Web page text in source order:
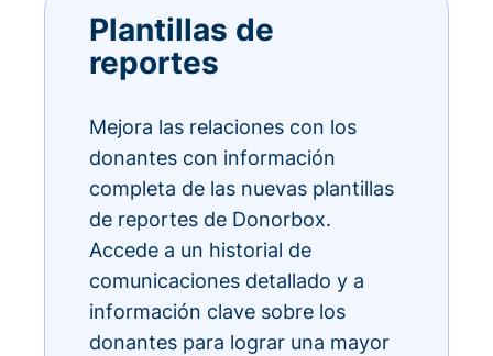
Plantillas de
reportes
Mejora las relaciones con los
donantes con información
completa de las nuevas plantillas
de reportes de Donorbox.
Accede a un historial de
comunicaciones detallado y a
información clave sobre los
donantes para lograr una mayor